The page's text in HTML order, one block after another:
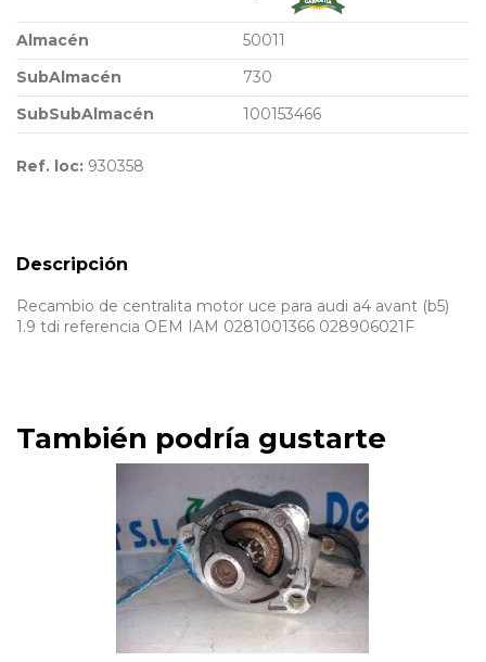
Almacén
50011
SubAlmacén
730
SubSubAlmacén
100153466
Ref. loc: 930358
Descripción
Recambio de centralita motor uce para audi a4 avant (b5)
1.9 tdi referencia OEM IAM 0281001366 028906021F
También podría gustarte